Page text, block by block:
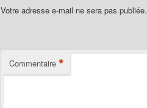
Votre adresse e-mail ne sera pas publiée.
Commentaire *